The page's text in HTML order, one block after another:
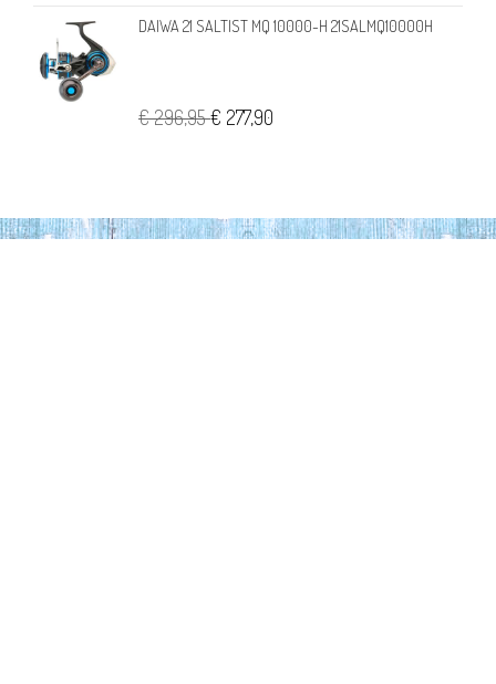
DAIWA 21 SALTIST MQ 10000-H 21SALMQ10000H
€ 296,95€ 277,90